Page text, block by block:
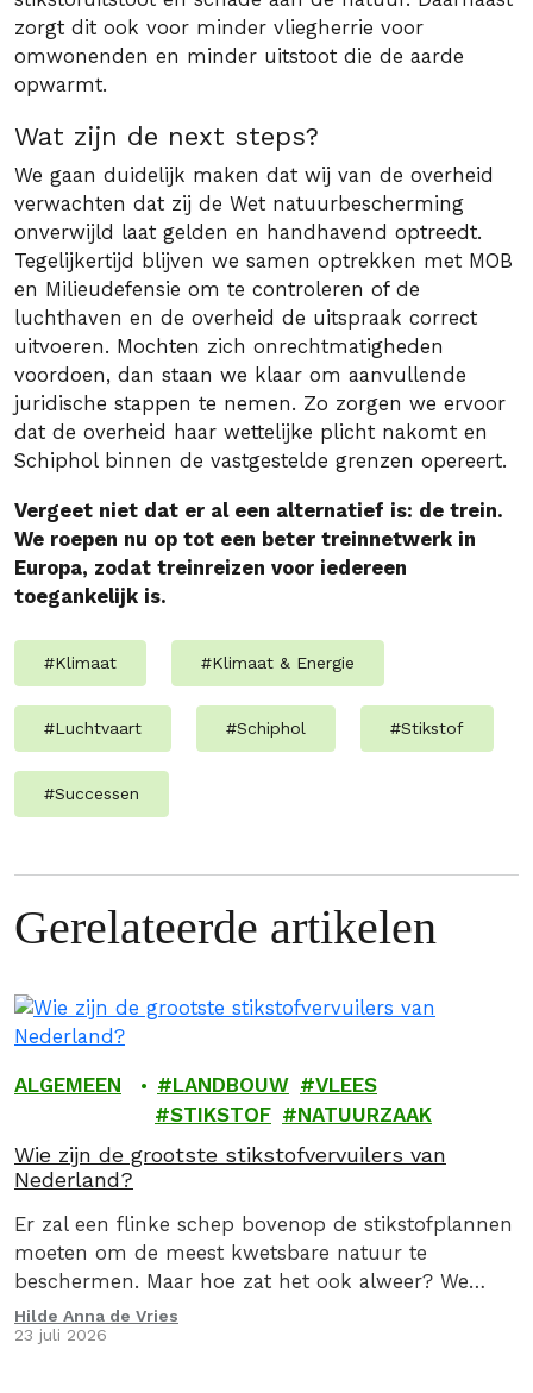
zorgt dit ook voor minder vliegherrie voor
omwonenden en minder uitstoot die de aarde
opwarmt.
Wat zijn de next steps?
We gaan duidelijk maken dat wij van de overheid
verwachten dat zij de Wet natuurbescherming
onverwijld laat gelden en handhavend optreedt.
Tegelijkertijd blijven we samen optrekken met MOB
en Milieudefensie om te controleren of de
luchthaven en de overheid de uitspraak correct
uitvoeren. Mochten zich onrechtmatigheden
voordoen, dan staan we klaar om aanvullende
juridische stappen te nemen. Zo zorgen we ervoor
dat de overheid haar wettelijke plicht nakomt en
Schiphol binnen de vastgestelde grenzen opereert.
Vergeet niet dat er al een alternatief is: de trein.
We roepen nu op tot een beter treinnetwerk in
Europa, zodat treinreizen voor iedereen
toegankelijk is.
#Klimaat #Klimaat & Energie
#Luchtvaart #Schiphol #Stikstof
#Successen
Gerelateerde artikelen
ALGEMEEN LANDBOUW
VLEES
STIKSTOF
NATUURZAAK
Wie zijn de grootste stikstofvervuilers van
Nederland?
Er zal een flinke schep bovenop de stikstofplannen
moeten om de meest kwetsbare natuur te
beschermen. Maar hoe zat het ook alweer? We
geven je graag een stoomcursus
stikstofproblematiek.
Hilde Anna de Vries
23 juli 2026